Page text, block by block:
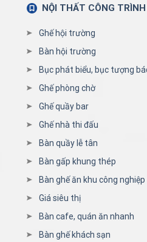
NỘI THẤT CÔNG TRÌNH
Ghế hội trường
Bàn hội trường
Bục phát biểu, bục tượng
Ghế phòng chờ
Ghế quầy bar
Ghế nhà thi đấu
Bàn quầy lễ tân
Bàn gấp khung thép
Bàn ghế ăn khu công nghiệp
Giá siêu thị
Bàn cafe, quán ăn nhanh
Bàn ghế khách sạn